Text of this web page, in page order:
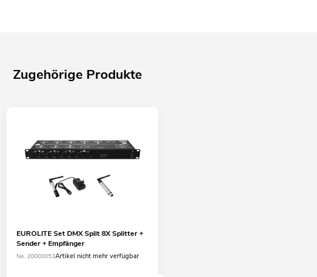
Zugehörige Produkte
EUROLITE Set DMX Split 8X Splitter +
Sender + Empfänger
No. 20000053Artikel nicht mehr verfügbar